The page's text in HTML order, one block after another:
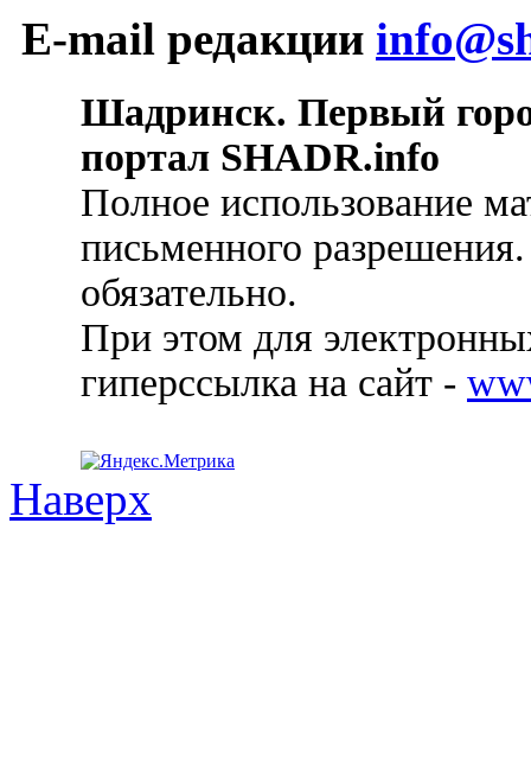
E-mail редакции
Шадринск. Первый
портал SHADR.info
Полное использование
письменного
обязательно.
При этом для
гиперссылка на сайт -
Наверх